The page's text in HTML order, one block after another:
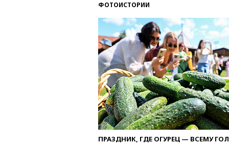
ФОТОИСТОРИИ
ПРАЗДНИК, ГДЕ ОГУРЕЦ — ВСЕМУ